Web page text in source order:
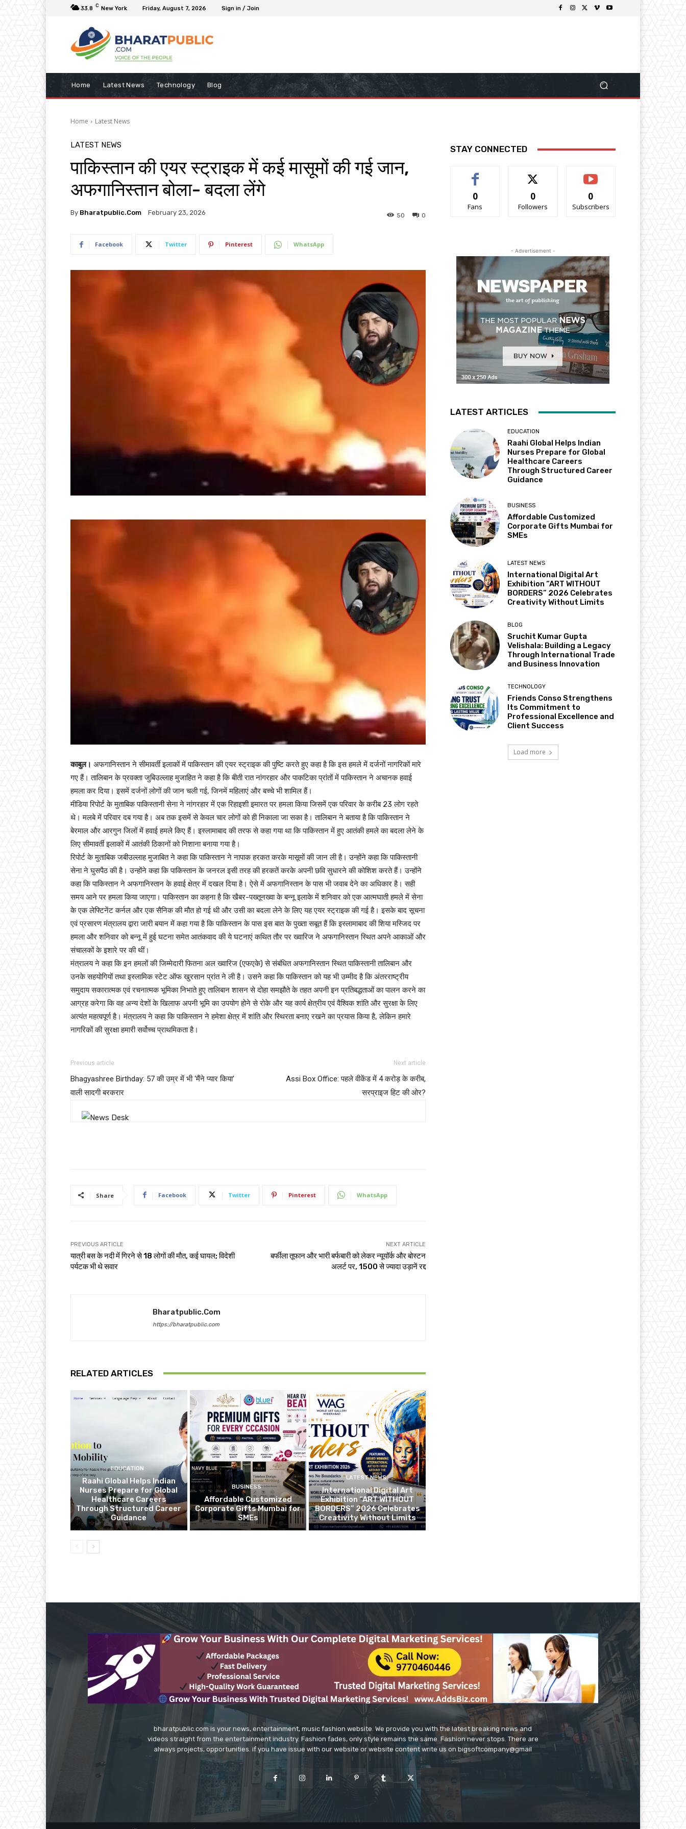
33.8 C New York Friday, August 7, 2026 Sign in / Join
Home Latest News Technology Blog
Home Latest News
LATEST NEWS
पाकिस्तान की एयर स्ट्राइक में कई मासूमों की गई जान,
अफगानिस्तान बोला- बदला लेंगे
By Bharatpublic.com February 23, 2026 0
50
Facebook Twitter Pinterest WhatsApp
काबुल। अफगानिस्तान ने सीमावर्ती इलाकों में पाकिस्तान की एयर स्ट्राइक की पुष्टि करते हुए कहा है कि इस हमले में दर्जनों नागरिकों मारे
गए हैं। तालिबान के प्रवक्ता जुबिउल्लाह मुजाहित ने कहा है कि बीती रात नांगरहार और पाकटिका प्रांतों में पाकिस्तान ने अचानक हवाई
हमला कर दिया। इसमें दर्जनों लोगों की जान चली गई, जिनमें महिलाएं और बच्चे भी शामिल हैं।
मीडिया रिपोर्ट के मुताबिक पाकिस्तानी सेना ने नांगरहार में एक रिहाइशी इमारत पर हमला किया जिसमें एक परिवार के करीब 23 लोग रहते
थे। मलबे में परिवार दब गया है। अब तक इसमें से केवल चार लोगों को ही निकाला जा सका है। तालिबान ने बताया है कि पाकिस्तान ने
बेरमाल और आरगुन जिलों में हवाई हमले किए हैं। इस्लामाबाद की तरफ से कहा गया था कि पाकिस्तान में हुए आतंकी हमले का बदला लेने के
लिए सीमावर्ती इलाकों में आतंकी ठिकानों को निशाना बनाया गया है।
रिपोर्ट के मुताबिक जबीउल्लाह मुजाबित ने कहा कि पाकिस्तान ने नापाक हरकत करके मासूमों की जान ली है। उन्होंने कहा कि पाकिस्तानी
सेना ने घुसपैठ की है। उन्होंने कहा कि पाकिस्तान के जनरल इसी तरह की हरकतें करके अपनी छवि सुधारने की कोशिश करते हैं। उन्होंने
कहा कि पाकिस्तान ने अफगानिस्तान के हवाई क्षेत्र में दखल दिया है। ऐसे में अफगानिस्तान के पास भी जवाब देने का अधिकार है। सही
समय आने पर हमला किया जाएगा। पाकिस्तान का कहना है कि खैबर-पख्तूनख्वा के बन्नू इलाके में शनिवार को एक आत्मघाती हमले में सेना
के एक लेफ्टिनेंट कर्नल और एक सैनिक की मौत हो गई थी और उसी का बदला लेने के लिए यह एयर स्ट्राइक की गई है। इसके बाद सूचना
एवं प्रसारण मंत्रालय द्वारा जारी बयान में कहा गया है कि पाकिस्तान के पास इस बात के पुख्ता सबूत हैं कि इस्लामाबाद की शिया मस्जिद पर
हमला और शनिवार को बन्नू में हुई घटना समेत आतंकवाद की ये घटनाएं कथित तौर पर ख्वारिज ने अफगानिस्तान स्थित अपने आकाओं और
संचालकों के इशारे पर की थीं।
मंत्रालय ने कहा कि इन हमलों की जिम्मेदारी फितना अल ख्वारिज (एफएके) से संबंधित अफगानिस्तान स्थित पाकिस्तानी तालिबान और
उनके सहयोगियों तथा इस्लामिक स्टेट ऑफ खुरसान प्रांत ने ली है। उसने कहा कि पाकिस्तान को यह भी उम्मीद है कि अंतरराष्ट्रीय
समुदाय सकारात्मक एवं रचनात्मक भूमिका निभाते हुए तालिबान शासन से दोहा समझौते के तहत अपनी इन प्रतिबद्धताओं का पालन करने का
आग्रह करेगा कि वह अन्य देशों के खिलाफ अपनी भूमि का उपयोग होने से रोके और यह कार्य क्षेत्रीय एवं वैश्विक शांति और सुरक्षा के लिए
अत्यंत महत्वपूर्ण है। मंत्रालय ने कहा कि पाकिस्तान ने हमेशा क्षेत्र में शांति और स्थिरता बनाए रखने का प्रयास किया है, लेकिन हमारे
नागरिकों की सुरक्षा हमारी सर्वोच्च प्राथमिकता है।
Previous article
Bhagyashree Birthday: 57 की उम्र में भी ‘मैंने प्यार किया’
वाली सादगी बरकरार
Next article
Assi Box Office: पहले वीकेंड में 4 करोड़ के करीब,
सरप्राइज हिट की ओर?
Share Facebook Twitter Pinterest WhatsApp
PREVIOUS ARTICLE
यात्री बस के नदी में गिरने से 18 लोगों की मौत, कई घायल; विदेशी
पर्यटक भी थे सवार
NEXT ARTICLE
बर्फीला तूफान और भारी बर्फबारी को लेकर न्यूयॉर्क और बोस्टन
अलर्ट पर, 1500 से ज्यादा उड़ानें रद्द
Bharatpublic.com
https://bharatpublic.com
RELATED ARTICLES
EDUCATION
Raahi Global Helps Indian
Nurses Prepare for Global
Healthcare Careers
Through Structured Career
Guidance
BUSINESS
Affordable Customized
Corporate Gifts Mumbai for
SMEs
LATEST NEWS
International Digital Art
Exhibition “ART WITHOUT
BORDERS” 2026 Celebrates
Creativity Without Limits
STAY CONNECTED
0
Fans
0
Followers
0
Subscribers
- Advertisement -
LATEST ARTICLES
EDUCATION
Raahi Global Helps Indian
Nurses Prepare for Global
Healthcare Careers
Through Structured Career
Guidance
BUSINESS
Affordable Customized
Corporate Gifts Mumbai for
SMEs
LATEST NEWS
International Digital Art
Exhibition “ART WITHOUT
BORDERS” 2026 Celebrates
Creativity Without Limits
BLOG
Sruchit Kumar Gupta
Velishala: Building a Legacy
Through International Trade
and Business Innovation
TECHNOLOGY
Friends Conso Strengthens
Its Commitment to
Professional Excellence and
Client Success
Load more
bharatpublic.com is your news, entertainment, music fashion website. We provide you with the latest breaking news and
videos straight from the entertainment industry. Fashion fades, only style remains the same. Fashion never stops. There are
always projects, opportunities. if you have issue with our website or website content write us on bigsoftcompany@gmail